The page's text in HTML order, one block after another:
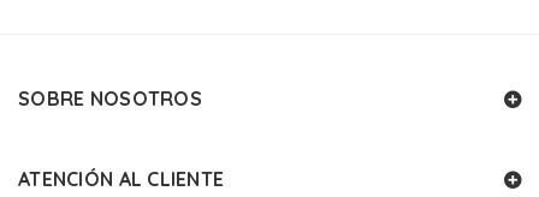
SOBRE NOSOTROS
ATENCIÓN AL CLIENTE